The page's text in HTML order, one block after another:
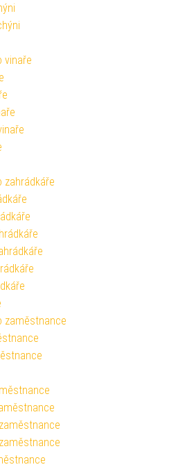
vinaře
zahrádkáře
zaměstnance